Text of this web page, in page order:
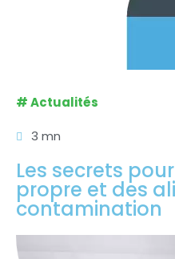
#Actualités
3 mn
Les secrets
propre et des
contamination